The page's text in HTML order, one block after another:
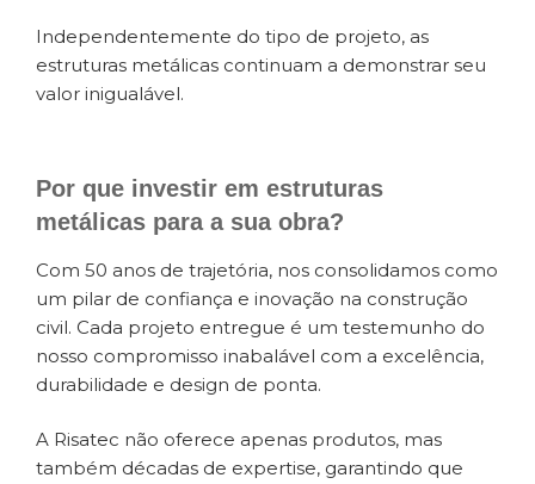
Independentemente do tipo de projeto, as
estruturas metálicas continuam a demonstrar seu
valor inigualável.
Por que investir em estruturas
metálicas para a sua obra?
Com 50 anos de trajetória, nos consolidamos como
um pilar de confiança e inovação na construção
civil. Cada projeto entregue é um testemunho do
nosso compromisso inabalável com a excelência,
durabilidade e design de ponta.
A Risatec não oferece apenas produtos, mas
também décadas de expertise, garantindo que